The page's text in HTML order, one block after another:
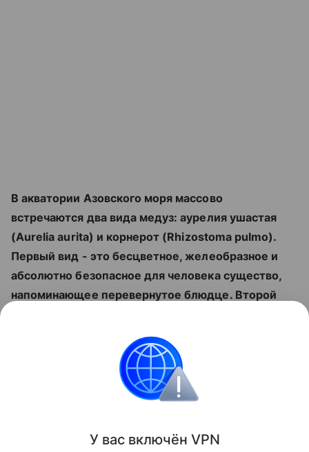
В акватории Азовского моря массово
встречаются два вида медуз: аурелия ушастая
(Aurelia aurita) и корнерот (Rhizostoma pulmo).
Первый вид - это бесцветное, желеобразное и
абсолютно безопасное для человека существо,
напоминающее перевернутое блюдце. Второй
полуметра в поперечнике, а по краю проходит
яркая лиловая кайма. За способность щипать и
обжигать кожу корнерот получил прозвище
"крапивный монстр".
Поделиться
У вас включён VPN